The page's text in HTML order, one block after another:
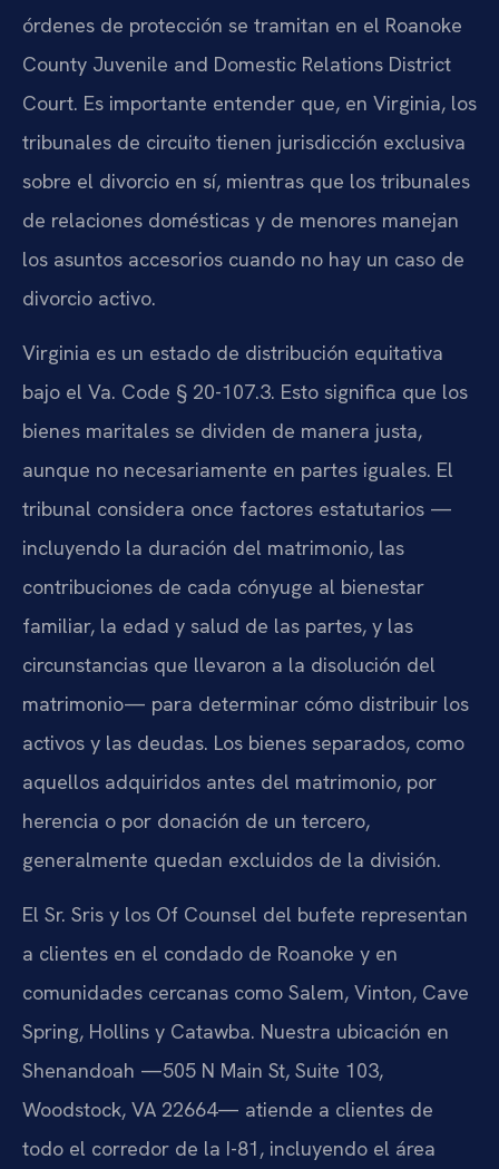
órdenes de protección se tramitan en el Roanoke
County Juvenile and Domestic Relations District
Court. Es importante entender que, en Virginia, los
tribunales de circuito tienen jurisdicción exclusiva
sobre el divorcio en sí, mientras que los tribunales
de relaciones domésticas y de menores manejan
los asuntos accesorios cuando no hay un caso de
divorcio activo.
Virginia es un estado de distribución equitativa
bajo el Va. Code § 20-107.3. Esto significa que los
bienes maritales se dividen de manera justa,
aunque no necesariamente en partes iguales. El
tribunal considera once factores estatutarios —
incluyendo la duración del matrimonio, las
contribuciones de cada cónyuge al bienestar
familiar, la edad y salud de las partes, y las
circunstancias que llevaron a la disolución del
matrimonio— para determinar cómo distribuir los
activos y las deudas. Los bienes separados, como
aquellos adquiridos antes del matrimonio, por
herencia o por donación de un tercero,
generalmente quedan excluidos de la división.
El Sr. Sris y los Of Counsel del bufete representan
a clientes en el condado de Roanoke y en
comunidades cercanas como Salem, Vinton, Cave
Spring, Hollins y Catawba. Nuestra ubicación en
Shenandoah —505 N Main St, Suite 103,
Woodstock, VA 22664— atiende a clientes de
todo el corredor de la I-81, incluyendo el área